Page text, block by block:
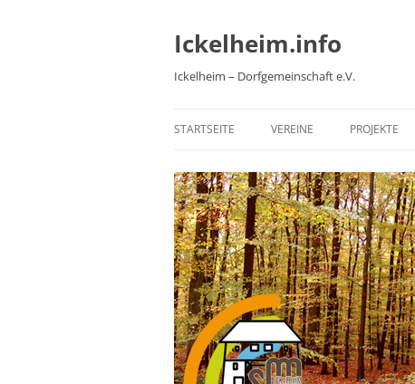
springen
Ickelheim.info
Ickelheim – Dorfgemeinschaft e.V.
STARTSEITE VEREINE PROJEKTE